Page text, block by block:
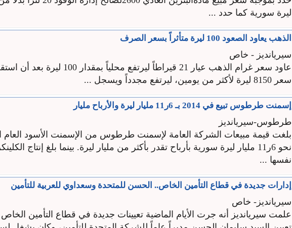
ليرة سورية كما حدد ...
الذهب يعاود الصعود 100 ليرة متأثراً بسعر الصرف
سيريانديز - خاص
عاود سعر غرام الذهب عيار 21 قيراطاً ليرتفع محلياً بمقدار
سعر 8150 ليرة لأكثر من يومين، ليرتفع مجدداً ويسجل ...
إسمنت طرطوس تبيع في 2014 بـ 6ر11 مليار ليرة والأرباح مليار
طرطوس-سيريانديز
بلغت قيمة مبيعات الشركة العامة لإسمنت طرطوس من الإسمنت الأسود العام
نحو 6ر11 مليار ليرة سورية بأرباح تقدر بأكثر من مليار ليرة. بينما بلغ إنتاج
نفسها ...
إدارات جديدة في قطاع التأمين الخاص.. الحسن للمتحدة وسعداوي للعربية للتأمين
سيريانديز- خاص
علمت سيريانديز أنه جرت الأيام الماضية تعيينات جديدة في قطاع التأمين الخاص